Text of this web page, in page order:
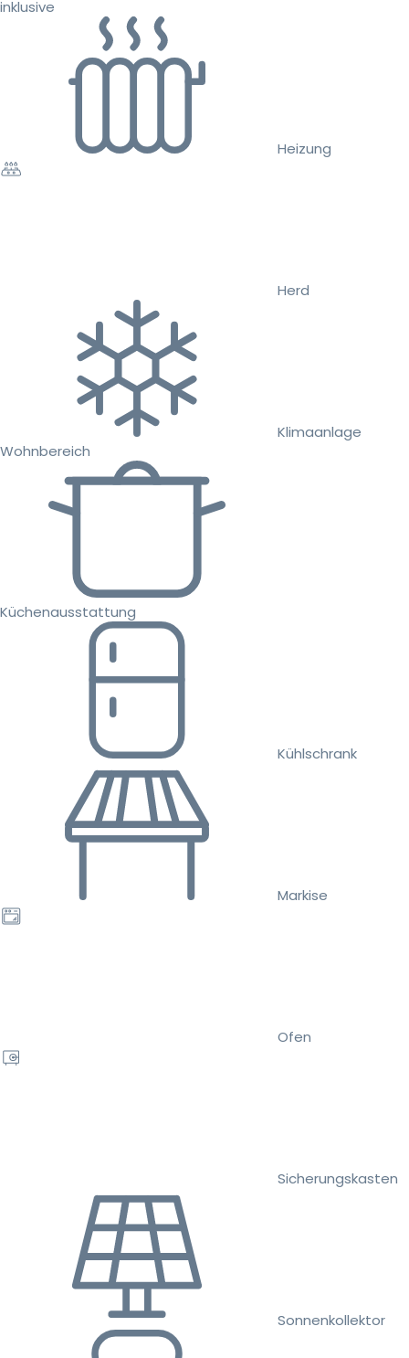
inklusive
Heizung
Herd
Klimaanlage
Wohnbereich
Küchenausstattung
Kühlschrank
Markise
Ofen
Sicherungskasten
Sonnenkollektor